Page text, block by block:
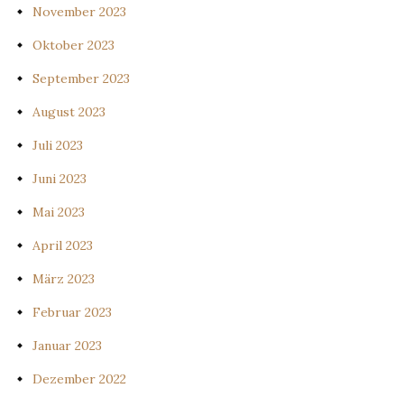
November 2023
Oktober 2023
September 2023
August 2023
Juli 2023
Juni 2023
Mai 2023
April 2023
März 2023
Februar 2023
Januar 2023
Dezember 2022